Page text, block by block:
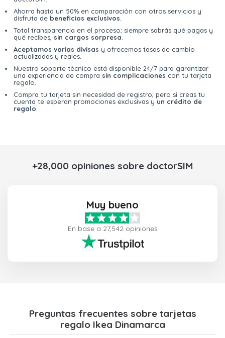
Ahorra hasta un 50% en comparación con otros servicios y
disfruta de beneficios exclusivos
Total transparencia en el proceso; siempre sabrás qué pagas y
qué recibes, sin cargos sorpresa
Aceptamos varias divisas y ofrecemos tasas de cambio
actualizadas y reales.
Nuestro soporte técnico está disponible 24/7 para garantizar
una experiencia de compra sin complicaciones con tu tarjeta
regalo.
Compra tu tarjeta sin necesidad de registro, pero si creas tu
cuenta te esperan promociones exclusivas y un crédito de
regalo
+28,000 opiniones sobre doctorSIM
Muy bueno
En base a 27,542 opiniones
Preguntas frecuentes sobre tarjetas
regalo Ikea Dinamarca